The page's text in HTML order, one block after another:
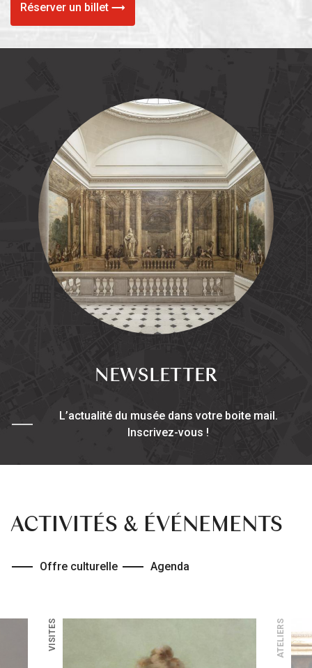
Réserver un billet
NEWSLETTER
L’actualité du musée dans votre boite mail.
Inscrivez-vous !
ACTIVITÉS & ÉVÉNEMENTS
Offre culturelle Agenda
VISITES ATELIERS